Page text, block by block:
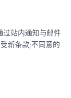
过站内通知与邮件
新条款;不同意的